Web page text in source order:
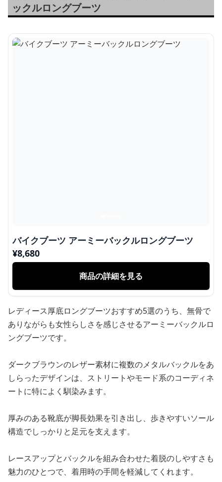
ックルロングブーツ
バイクブーツ アーミーバックルロングブーツ
¥8,680
商品の詳細を見る
レディース厚底ロングブーツおすすめ5選のうち、無骨で
ありながらも女性らしさを感じさせるアーミーバックルロ
ングブーツです。
ダークブラウンのレザー素材に複数のメタルバックルをあ
しらったデザインは、ストリートやモード系のコーディネ
ートに特によく馴染みます。
厚みのある靴底が脚長効果を引き出し、歩きやすいソール
構造でしっかりと足元を支えます。
レースアップとバックルを組み合わせた着脱のしやすさも
魅力のひとつで、着用時の手間を軽減してくれます。